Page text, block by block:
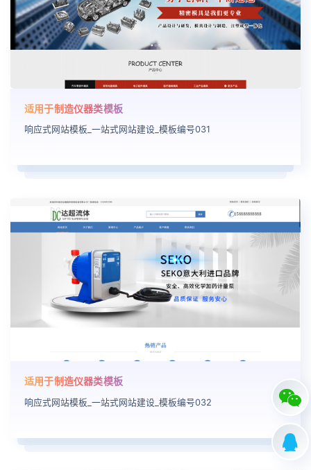
适用于制造仪器类模板
响应式网站模板_一站式网站建设_模板编号031
适用于制造仪器类模板
响应式网站模板_一站式网站建设_模板编号032